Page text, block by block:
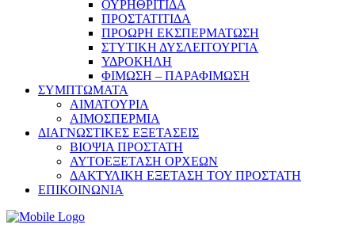
ΟΥΡΗΘΡΙΤΙΔΑ
ΠΡΟΣΤΑΤΙΤΙΔΑ
ΠΡΟΩΡΗ ΕΚΣΠΕΡΜΑΤΩΣΗ
ΣΤΥΤΙΚΗ ΔΥΣΛΕΙΤΟΥΡΓΙΑ
ΥΔΡΟΚΗΛΗ
ΦΙΜΩΣΗ – ΠΑΡΑΦΙΜΩΣΗ
ΣΥΜΠΤΩΜΑΤΑ
ΑΙΜΑΤΟΥΡΙΑ
ΑΙΜΟΣΠΕΡΜΙΑ
ΔΙΑΓΝΩΣΤΙΚΕΣ ΕΞΕΤΑΣΕΙΣ
ΒΙΟΨΙΑ ΠΡΟΣΤΑΤΗ
ΑΥΤΟΕΞΕΤΑΣΗ ΟΡΧΕΩΝ
ΔΑΚΤΥΛΙΚΗ ΕΞΕΤΑΣΗ ΤΟΥ ΠΡΟΣΤΑΤΗ
ΕΠΙΚΟΙΝΩΝΙΑ